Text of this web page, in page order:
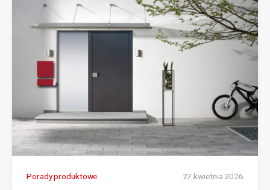
Porady produktowe 27 kwietnia 2026